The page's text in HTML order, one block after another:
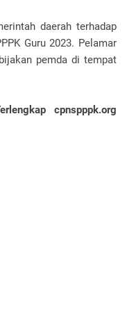
daerah terhadap
Guru 2023. Pelamar
pemda di tempat
cpnspppk.org